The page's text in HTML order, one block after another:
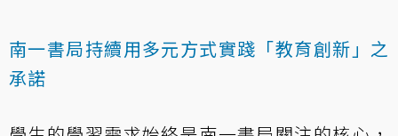
南一書局持續用多元方式實踐「教育創新」之
承諾